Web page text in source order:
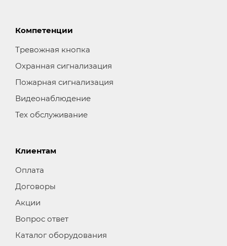
Компетенции
Тревожная кнопка
Охранная сигнализация
Пожарная сигнализация
Видеонаблюдение
Тех обслуживание
Клиентам
Оплата
Договоры
Акции
Вопрос ответ
Каталог оборудования